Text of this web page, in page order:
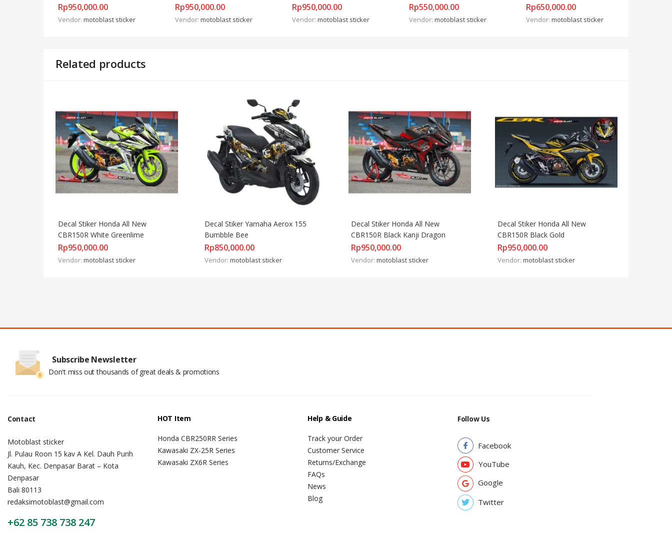
Rp950,000.00
Vendor: motoblast sticker
Desmosedici GP
MOTOBLAST
Rp950,000.00
Vendor: motoblast sticker
Rp950,000.00
Vendor: motoblast sticker
Rp550,000.00
Vendor: motoblast sticker
MONSTER BLACK
Rp650,000.00
Vendor: motoblast sticker
Related products
Decal Stiker Honda All New
CBR150R White Greenlime
Rp950,000.00
Vendor: motoblast sticker
Decal Stiker Yamaha Aerox 155
Bumbble Bee
Rp850,000.00
Vendor: motoblast sticker
Decal Stiker Honda All New
CBR150R Black Kanji Dragon
Rp950,000.00
Vendor: motoblast sticker
Decal Stiker Honda All New
CBR150R Black Gold
Rp950,000.00
Vendor: motoblast sticker
Subscribe Newsletter
Don't miss out thousands of great deals & promotions
Contact
Motoblast sticker
Jl. Pulau Roon 15 kav A Kel. Dauh Purih
Kauh, Kec. Denpasar Barat – Kota
Denpasar
Bali 80113
redaksimotoblast@gmail.com
+62 85 738 738 247
HOT Item
Honda CBR250RR Series
Kawasaki ZX-25R Series
Kawasaki ZX6R Series
Help & Guide
Track your Order
Customer Service
Returns/Exchange
FAQs
News
Blog
Follow Us
Facebook
YouTube
Google
Twitter